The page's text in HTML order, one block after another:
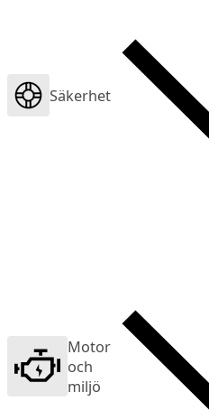
Säkerhet
Motor
och
miljö